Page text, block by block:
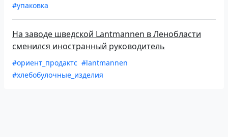
#упаковка
На заводе шведской Lantmannen в Ленобласти
сменился иностранный руководитель
#ориент_продактс #lantmannen
#хлебобулочные_изделия